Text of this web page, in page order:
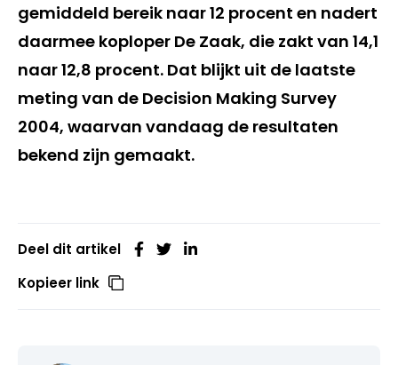
gemiddeld bereik naar 12 procent en nadert
daarmee koploper De Zaak, die zakt van 14,1
naar 12,8 procent. Dat blijkt uit de laatste
meting van de Decision Making Survey
2004, waarvan vandaag de resultaten
bekend zijn gemaakt.
Deel dit artikel
Kopieer link